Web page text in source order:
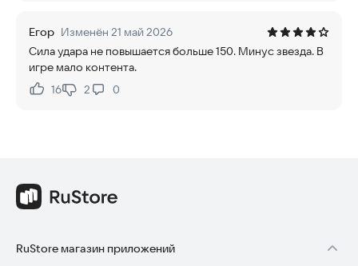
Егор Изменён 21 май 2026
Сила удара не повышается больше 150. Минус звезда. В
игре мало контента.
Нравится:
16Не нравится:
2 0
RuStore магазин приложений